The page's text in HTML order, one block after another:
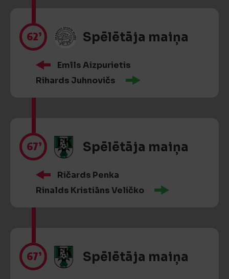
62’ Spēlētāja maiņa
Emīls Aizpurietis
Rihards Juhnovičs
67’ Spēlētāja maiņa
Ričards Penka
Rinalds Kristiāns Veličko
67’ Spēlētāja maiņa